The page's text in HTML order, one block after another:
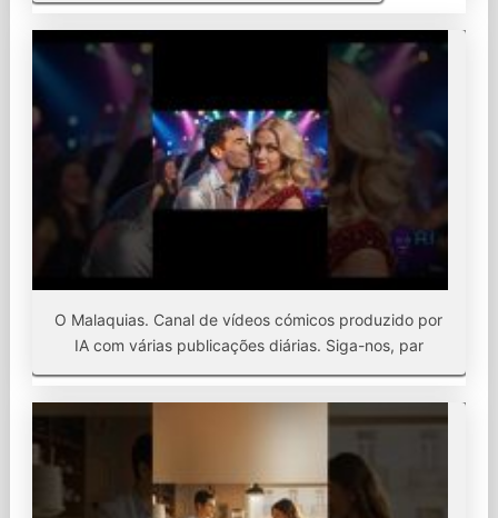
O Malaquias. Canal de vídeos cómicos produzido por
IA com várias publicações diárias. Siga-nos, par